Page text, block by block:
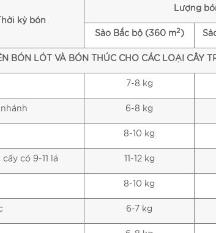
kỳ bón
Lượng
Sào Bắc bộ (360 m2)
BÓN LÓT VÀ BÓN THÚC CHO CÁC LOẠI CÂY
7-8 kg
6-8 kg
8-10 kg
có 9-11 lá 11-12 kg
8-10 kg
6-7 kg